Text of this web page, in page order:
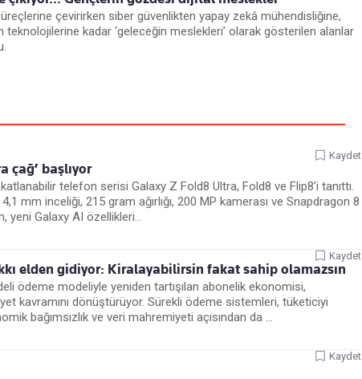
çevirirken siber güvenlikten yapay zekâ mühendisliğine,
kadar ‘geleceğin meslekleri’ olarak gösterilen alanlar
çağ’ başlıyor
Kaydet
telefon serisi Galaxy Z Fold8 Ultra, Fold8 ve Flip8’i tanıttı.
mm inceliği, 215 gram ağırlığı, 200 MP kamerası ve Snapdragon 8
yeni Galaxy AI özellikleri...
elden gidiyor: Kiralayabilirsin fakat sahip olamazsın
Kaydet
ödeme modeliyle yeniden tartışılan abonelik ekonomisi,
kavramını dönüştürüyor. Sürekli ödeme sistemleri, tüketiciyi
bağımsızlık ve veri mahremiyeti açısından da ...
Kaydet